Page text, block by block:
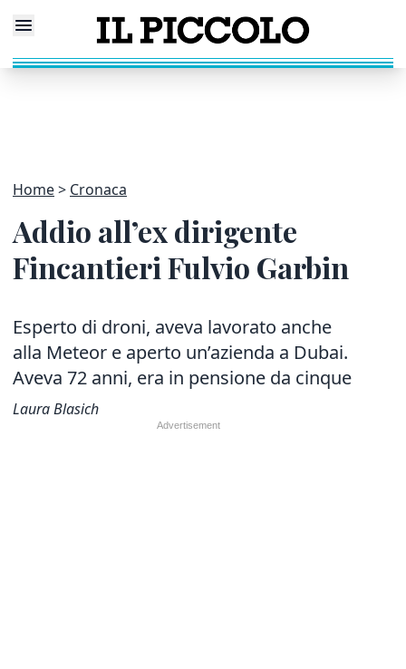
Home Cronaca
Addio all’ex dirigente
Fincantieri Fulvio Garbin
Esperto di droni, aveva lavorato anche
alla Meteor e aperto un’azienda a Dubai.
Aveva 72 anni, era in pensione da cinque
Laura Blasich